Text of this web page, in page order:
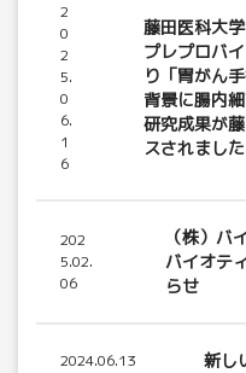
2
0
2
5.
0
6.
1
6
藤田医科大
プレプロバ
り「胃がん
背景に腸内
研究成果が
スされました
202
5.02.
06
（株）
バイオテ
らせ
2024.06.13 新し